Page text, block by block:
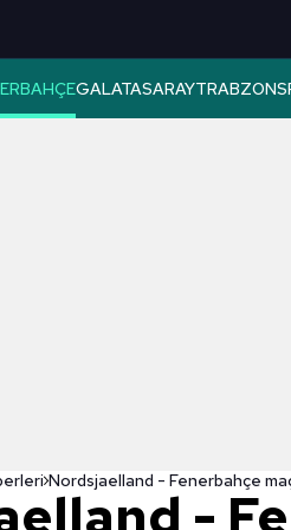
GALATASARAY
-